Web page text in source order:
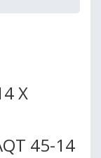
X
45-14